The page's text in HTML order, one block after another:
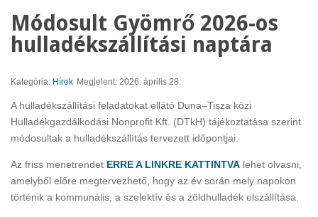
Módosult Gyömrő 2026-os
hulladékszállítási naptára
Kategória: Hírek Megjelent: 2026. április 28.
A hulladékszállítási feladatokat ellátó Duna–Tisza közi
Hulladékgazdálkodási Nonprofit Kft. (DTkH) tájékoztatása szerint
módosultak a hulladékszállítás tervezett időpontjai.
Az friss menetrendet ERRE A LINKRE KATTINTVA lehet olvasni,
amelyből előre megtervezhető, hogy az év során mely napokon
történik a kommunális, a szelektív és a zöldhulladék elszállítása.